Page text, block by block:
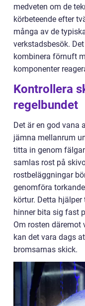
medveten om de
körbeteende efter
många av de
verkstadsbesök.
kombinera förnuft
komponenter
Kontrollera
regelbundet
Det är en god vana
jämna mellanrum
titta in genom
samlas rost på
rostbeläggningar
genomföra
körtur. Detta
hinner bita sig fast
Om rosten däremot
kan det vara dags
bromsarnas skick.